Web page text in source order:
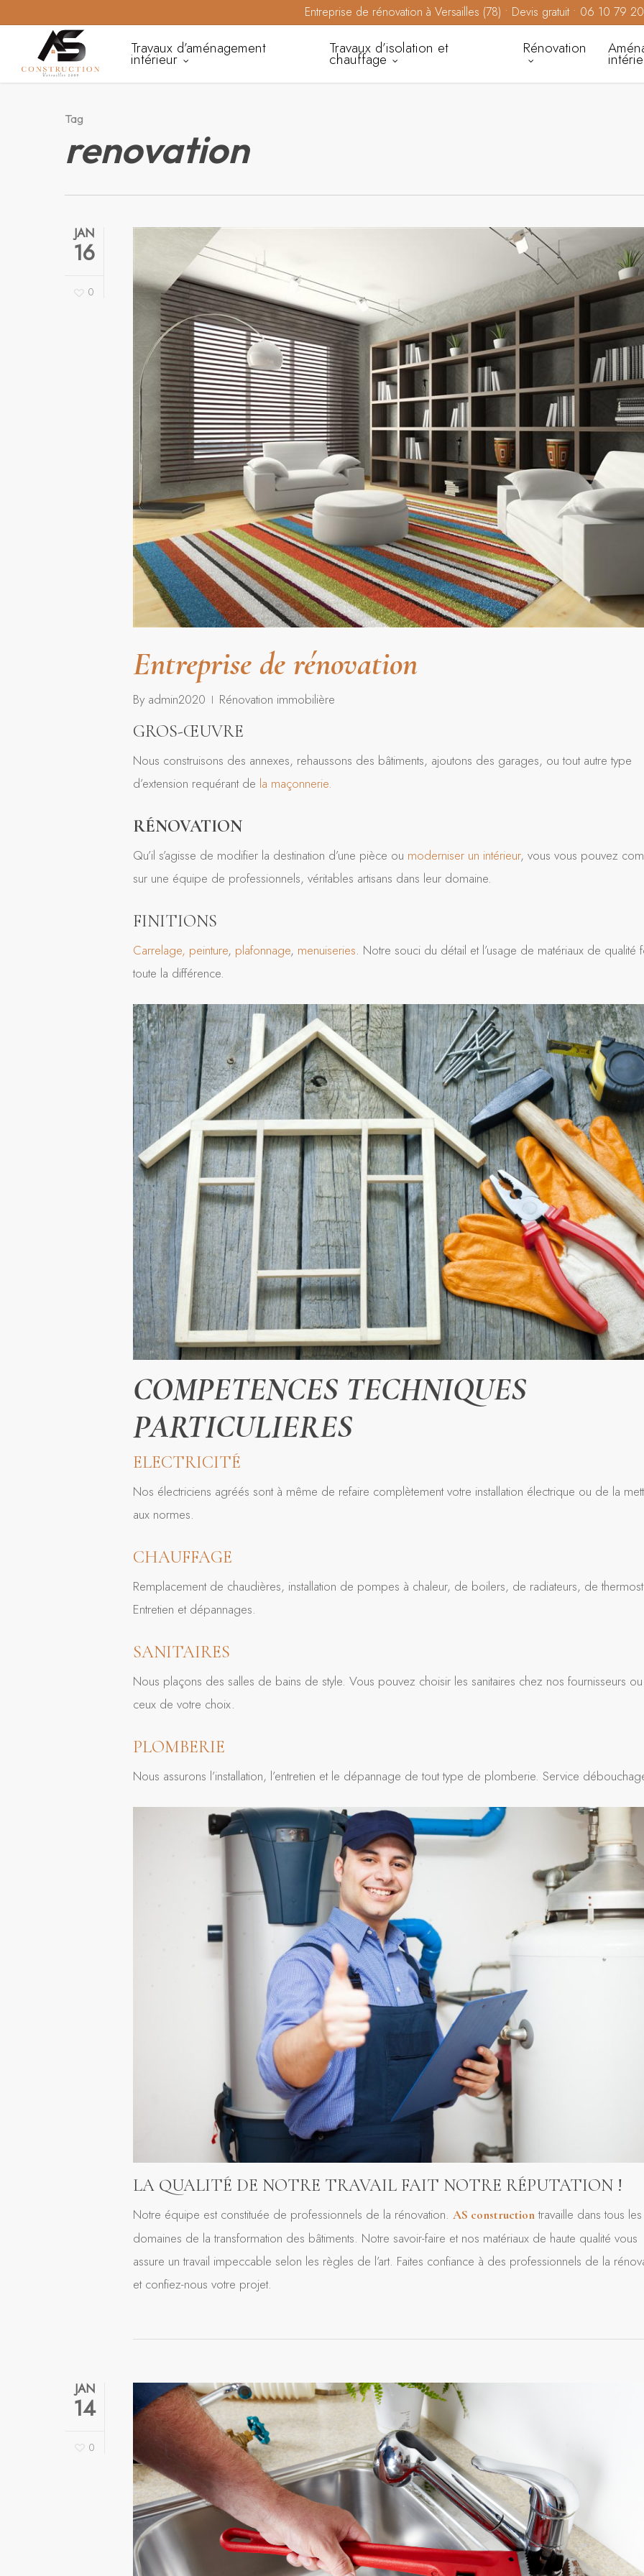
content
Entreprise de rénovation à Versailles (78) • Devis gratuit • 06 10 79
Travaux d’aménagement
intérieur
Travaux d’isolation et
chauffage
Rénovation
Tag
renovation
JAN
16
0
Entreprise de rénovation
By admin2020 Rénovation immobilière
GROS-ŒUVRE
Nous construisons des annexes, rehaussons des bâtiments, ajoutons des garages, ou tout autre type
d’extension requérant de la maçonnerie.
RÉNOVATION
Qu’il s’agisse de modifier la destination d’une pièce ou moderniser un intérieur, vous vous pouvez
sur une équipe de professionnels, véritables artisans dans leur domaine.
FINITIONS
Carrelage, peinture, plafonnage, menuiseries. Notre souci du détail et l’usage de matériaux de qualité
toute la différence.
COMPETENCES TECHNIQUES
PARTICULIERES
ELECTRICITÉ
Nos électriciens agréés sont à même de refaire complètement votre installation électrique ou de la
aux normes.
CHAUFFAGE
Remplacement de chaudières, installation de pompes à chaleur, de boilers, de radiateurs, de
Entretien et dépannages.
SANITAIRES
Nous plaçons des salles de bains de style. Vous pouvez choisir les sanitaires chez nos fournisseurs ou
ceux de votre choix.
PLOMBERIE
Nous assurons l’installation, l’entretien et le dépannage de tout type de plomberie. Service
LA QUALITÉ DE NOTRE TRAVAIL FAIT NOTRE RÉPUTATION !
Notre équipe est constituée de professionnels de la rénovation. AS constructiontravaille dans tous les
domaines de la transformation des bâtiments. Notre savoir-faire et nos matériaux de haute qualité vous
assure un travail impeccable selon les règles de l’art. Faites confiance à des professionnels de la
et confiez-nous votre projet.
JAN
14
0